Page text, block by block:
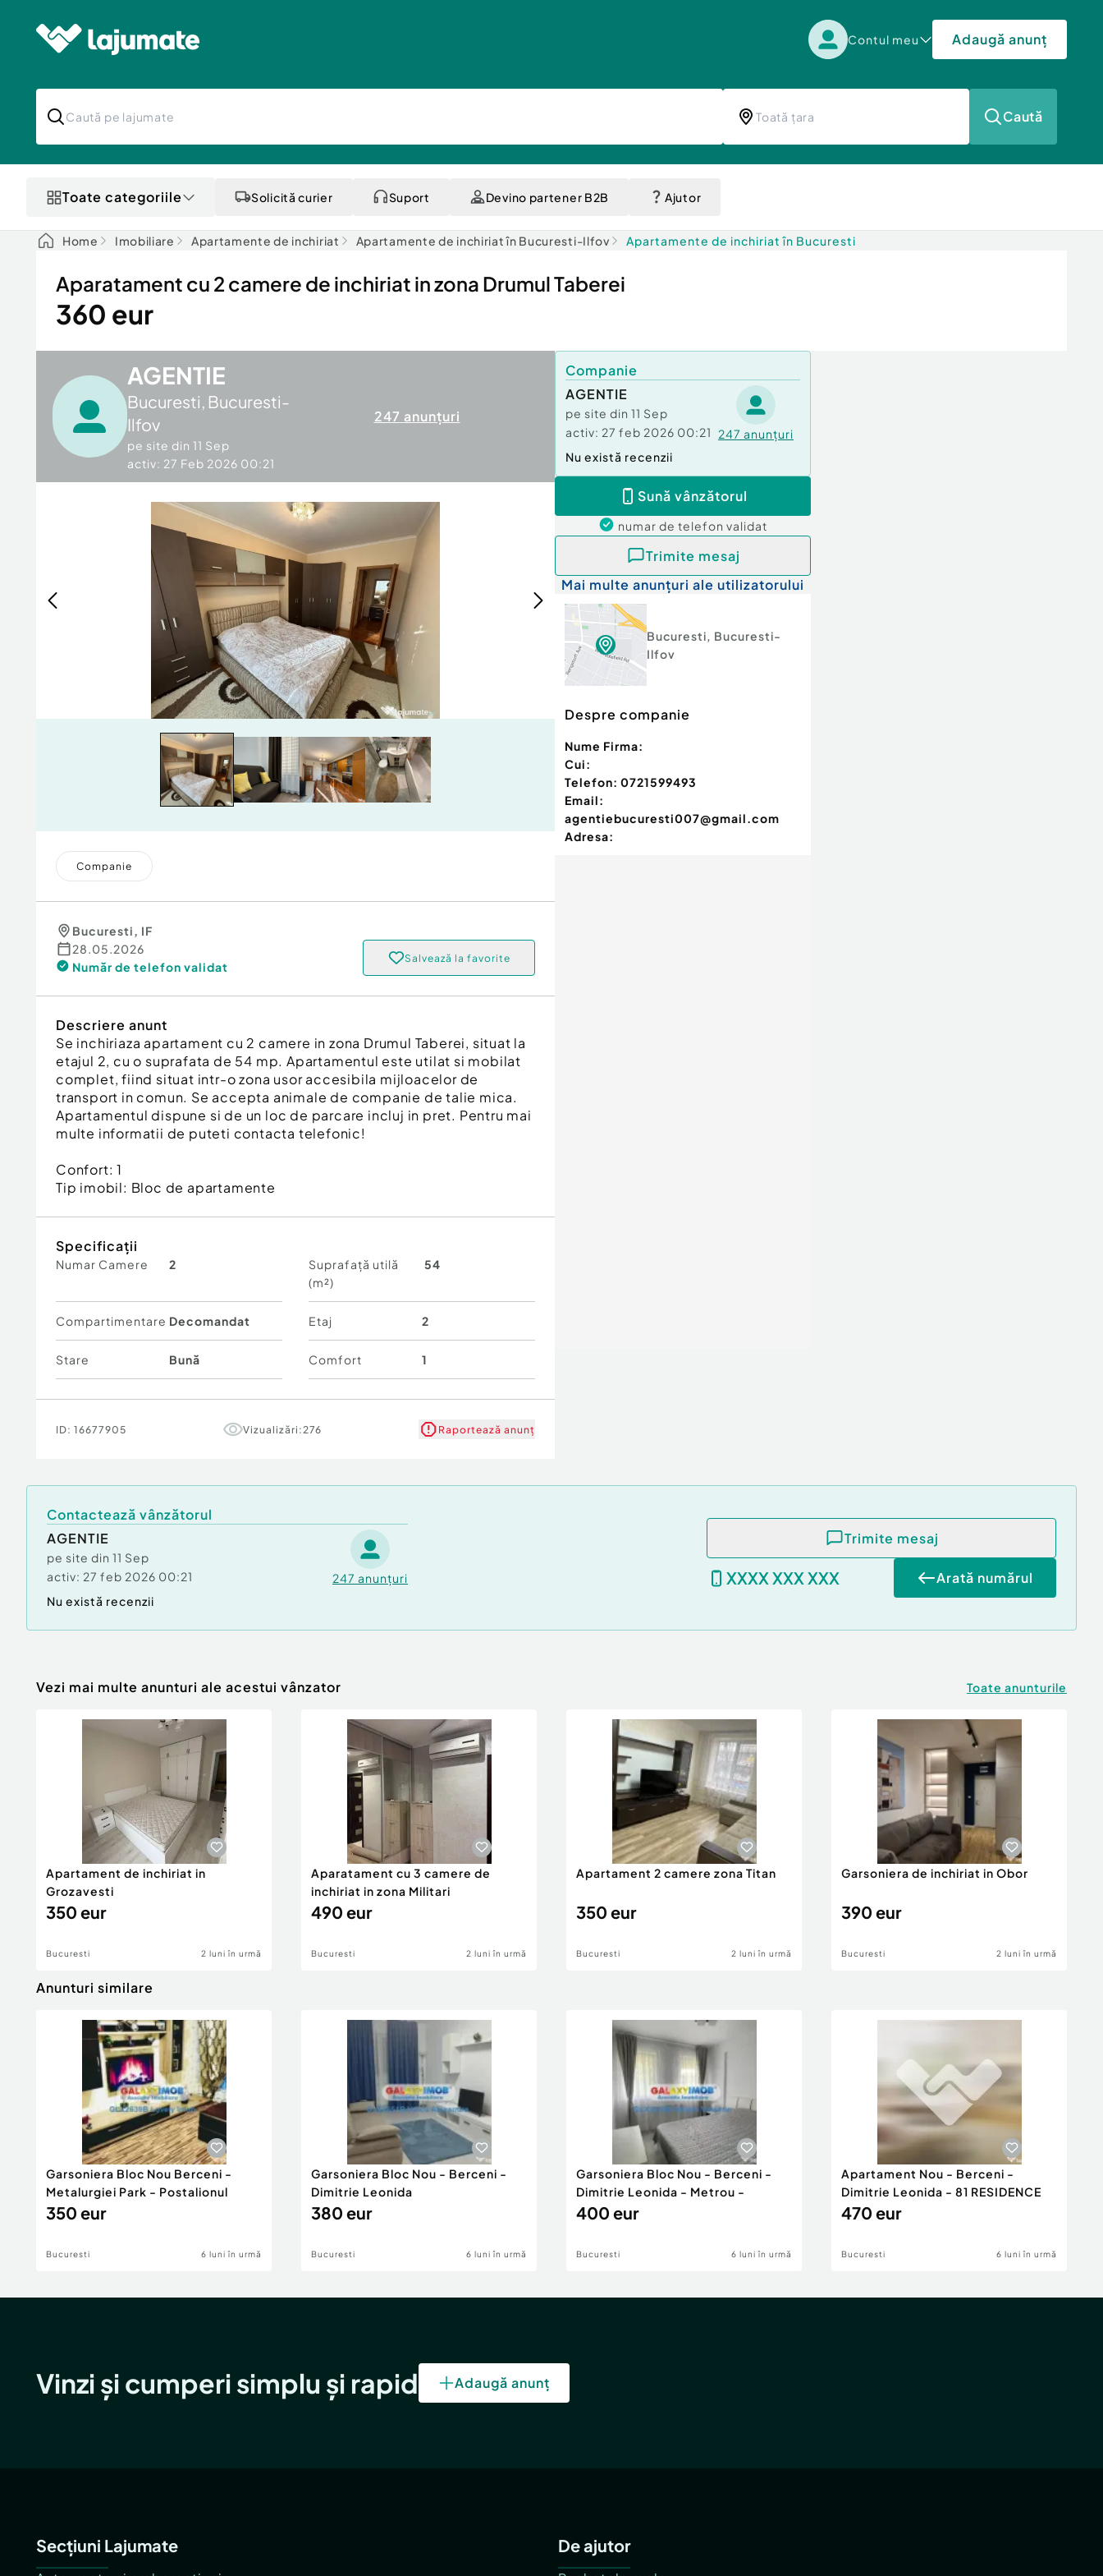
Contul meu Adaugă anunț
Caută
Toate categoriile Solicită curier Suport Devino partener B2B Ajutor
Home Imobiliare Apartamente de inchiriat Apartamente de inchiriat în Bucuresti-Ilfov Apartamente de inchiriat în Bucuresti
Aparatament cu 2 camere de inchiriat in zona Drumul Taberei
360 eur
AGENTIE
Bucuresti, Bucuresti-
Ilfov
pe site din 11 Sep
activ: 27 Feb 2026 00:21
247 anunțuri
Companie
Bucuresti, IF
28.05.2026
Număr de telefon validat
Salvează la favorite
Descriere anunt
Se inchiriaza apartament cu 2 camere in zona Drumul Taberei, situat la
etajul 2, cu o suprafata de 54 mp. Apartamentul este utilat si mobilat
complet, fiind situat intr-o zona usor accesibila mijloacelor de
transport in comun. Se accepta animale de companie de talie mica.
Apartamentul dispune si de un loc de parcare incluj in pret. Pentru mai
multe informatii de puteti contacta telefonic!
Confort:1
Tip imobil: Bloc de apartamente
Specificații
Numar Camere 2
Suprafață utilă
(m²)
54
Compartimentare Decomandat Etaj 2
Stare Bună Comfort 1
ID: 16677905 Vizualizări: 276 Raportează anunț
Companie
AGENTIE
pe site din 11 Sep
activ: 27 feb 2026 00:21 247 anunțuri
Nu există recenzii
Sună vânzătorul
numar de telefon validat
Trimite mesaj
Mai multe anunțuri ale utilizatorului
Bucuresti, Bucuresti-
Ilfov
Despre companie
Nume Firma:
Cui:
Telefon: 0721599493
Email:
agentiebucuresti007@gmail.com
Adresa:
Contactează vânzătorul
AGENTIE
pe site din 11 Sep
activ: 27 feb 2026 00:21 247 anunțuri
Nu există recenzii
Trimite mesaj
XXXX XXX XXX Arată numărul
Vezi mai multe anunturi ale acestui vânzator Toate anunturile
Apartament de inchiriat in
Grozavesti
350 eur
Bucuresti 2 luni în urmă
Aparatament cu 3 camere de
inchiriat in zona Militari
490 eur
Bucuresti 2 luni în urmă
Apartament 2 camere zona Titan
350 eur
Bucuresti 2 luni în urmă
Garsoniera de inchiriat in Obor
390 eur
Bucuresti 2 luni în urmă
Anunturi similare
Garsoniera Bloc Nou Berceni -
Metalurgiei Park - Postalionul
350 eur
Bucuresti 6 luni în urmă
Garsoniera Bloc Nou - Berceni -
Dimitrie Leonida
380 eur
Bucuresti 6 luni în urmă
Garsoniera Bloc Nou - Berceni -
Dimitrie Leonida - Metrou -
400 eur
Bucuresti 6 luni în urmă
Apartament Nou - Berceni -
Dimitrie Leonida - 81 RESIDENCE
470 eur
Bucuresti 6 luni în urmă
Vinzi și cumperi simplu și rapid Adaugă anunț
Secțiuni Lajumate De ajutor